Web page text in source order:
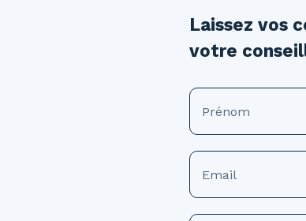
Laissez vos
votre
Prénom
Email